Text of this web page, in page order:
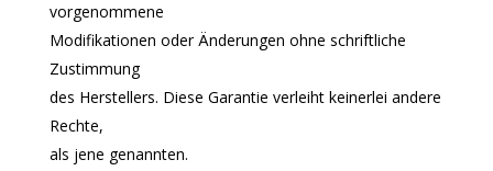
vorgenommene
Modifikationen oder Änderungen ohne schriftliche
Zustimmung
des Herstellers. Diese Garantie verleiht keinerlei andere
Rechte,
als jene genannten.